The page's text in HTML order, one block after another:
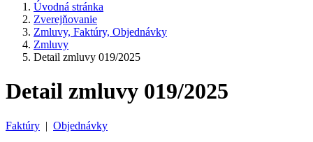
Úvodná stránka
Zverejňovanie
Zmluvy, Faktúry, Objednávky
Zmluvy
Detail zmluvy 019/2025
Detail zmluvy 019/2025
Faktúry | Objednávky